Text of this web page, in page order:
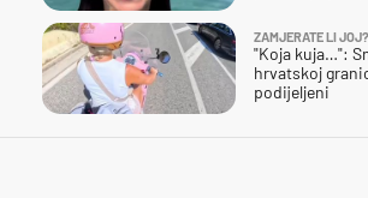
ZAMJERATE LI JOJ?
"Koja kuja…":
hrvatskoj
podijeljeni